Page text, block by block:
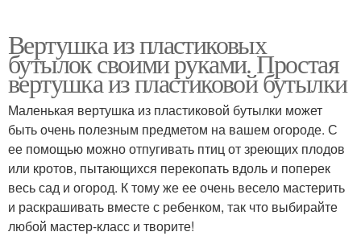
Вертушка из пластиковых
бутылок своими руками. Простая
вертушка из пластиковой бутылки
Маленькая вертушка из пластиковой бутылки может
быть очень полезным предметом на вашем огороде. С
ее помощью можно отпугивать птиц от зреющих плодов
или кротов, пытающихся перекопать вдоль и поперек
весь сад и огород. К тому же ее очень весело мастерить
и раскрашивать вместе с ребенком, так что выбирайте
любой мастер-класс и творите!